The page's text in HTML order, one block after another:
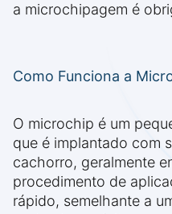
a microchipagem é
Como Funciona a
O microchip é um
que é implantado com
cachorro, geralmente
procedimento de
rápido, semelhante a